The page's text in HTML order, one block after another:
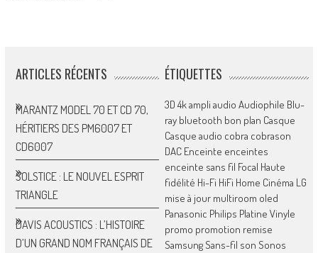
ARTICLES RÉCENTS
MARANTZ MODEL 70 ET CD 70,
HÉRITIERS DES PM6007 ET
CD6007
SOLSTICE : LE NOUVEL ESPRIT
TRIANGLE
DAVIS ACOUSTICS : L’HISTOIRE
D’UN GRAND NOM FRANÇAIS DE
ÉTIQUETTES
3D 4kampli audio Audiophile Blu-
ray bluetooth bon plan Casque
Casque audio cobra cobrason
DAC Enceinte enceintes
enceinte sans fil Focal Haute
fidélité Hi-Fi HiFi Home Cinéma LG
mise à jour multiroom oled
Panasonic Philips Platine Vinyle
promo promotion remise
SamsungSans-fil son Sonos